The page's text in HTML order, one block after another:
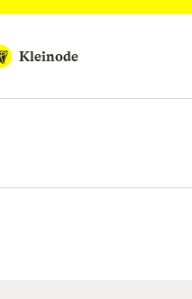
Kleinode